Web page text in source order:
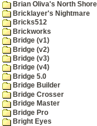
Brian Oliva's North
Bricklayer's Nightmare
Bricks512
Brickworks
Bridge (v1)
Bridge (v2)
Bridge (v3)
Bridge (v4)
Bridge 5.0
Bridge Builder
Bridge Crosser
Bridge Master
Bridge Pro
Bright Eyes